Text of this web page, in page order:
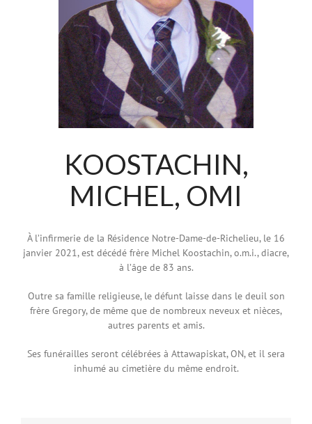
KOOSTACHIN,
MICHEL, OMI
À l’infirmerie de la Résidence Notre-Dame-de-Richelieu, le 16
janvier 2021, est décédé frère Michel Koostachin, o.m.i., diacre,
à l’âge de 83 ans.
Outre sa famille religieuse, le défunt laisse dans le deuil son
frère Gregory, de même que de nombreux neveux et nièces,
autres parents et amis.
Ses funérailles seront célébrées à Attawapiskat, ON, et il sera
inhumé au cimetière du même endroit.